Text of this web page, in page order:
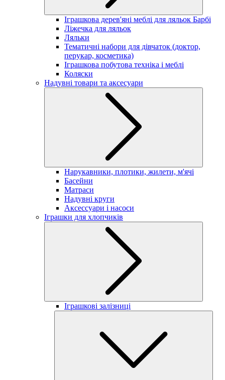
Іграшкова дерев'яні меблі для ляльок Барбі
Ліжечка для ляльок
Ляльки
Тематичні набори для дівчаток (доктор,
перукар, косметика)
Іграшкова побутова техніка і меблі
Коляски
Надувні товари та аксесуари
Нарукавники, плотики, жилети, м'ячі
Басейни
Матраси
Надувні круги
Аксессуари і насоси
Іграшки для хлопчиків
Іграшкові залізниці